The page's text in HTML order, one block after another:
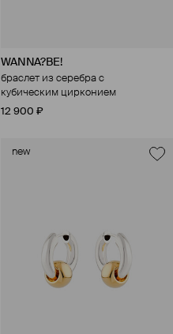
WANNA?BE!
браслет из серебра с
кубическим цирконием
12 900 ₽
new